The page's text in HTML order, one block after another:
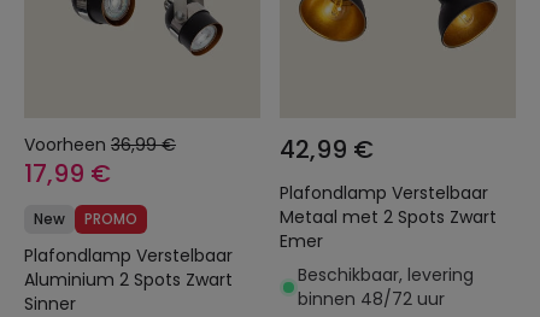
Voorheen 36,99 €
17,99 €
New PROMO
Plafondlamp Verstelbaar
Aluminium 2 Spots Zwart
Sinner
42,99 €
Plafondlamp Verstelbaar
Metaal met 2 Spots Zwart
Emer
Beschikbaar, levering
binnen 48/72 uur